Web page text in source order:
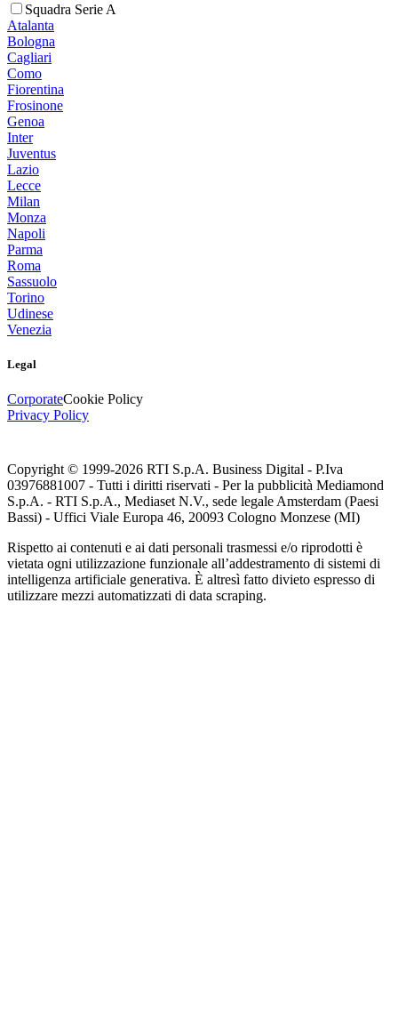
Squadra Serie A
Atalanta
Bologna
Cagliari
Como
Fiorentina
Frosinone
Genoa
Inter
Juventus
Lazio
Lecce
Milan
Monza
Napoli
Parma
Roma
Sassuolo
Torino
Udinese
Venezia
Legal
CorporateCookie Policy
Privacy Policy
Copyright © 1999-2026 RTI S.p.A. Business Digital - P.Iva
03976881007 - Tutti i diritti riservati - Per la pubblicità Mediamond
S.p.A. - RTI S.p.A., Mediaset N.V., sede legale Amsterdam (Paesi
Bassi) - Uffici Viale Europa 46, 20093 Cologno Monzese (MI)
Rispetto ai contenuti e ai dati personali trasmessi e/o riprodotti è
vietata ogni utilizzazione funzionale all’addestramento di sistemi di
intelligenza artificiale generativa. È altresì fatto divieto espresso di
utilizzare mezzi automatizzati di data scraping.